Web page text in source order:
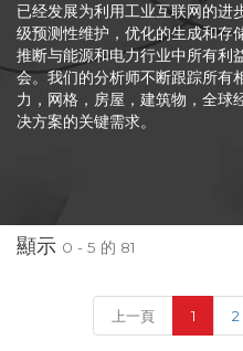
已经发展为利用工业互联网的进
级预测性维护，优化的生成和存
推断与能源和电力行业中所有利
会。我们的分析师不断跟踪所有
力，网格，房屋，建筑物，全球
决方案的关键需求。
顯示 0 - 5 的 81
上一頁 1 2